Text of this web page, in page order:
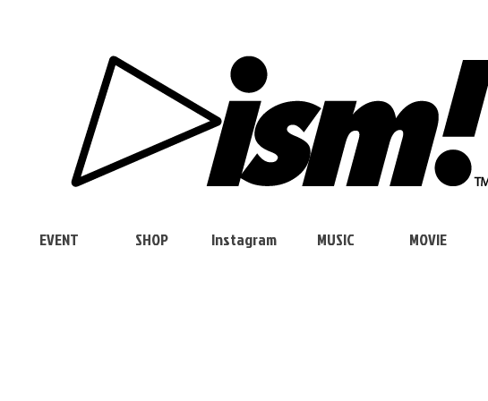
EVENT SHOP Instagram MUSIC MOVIE